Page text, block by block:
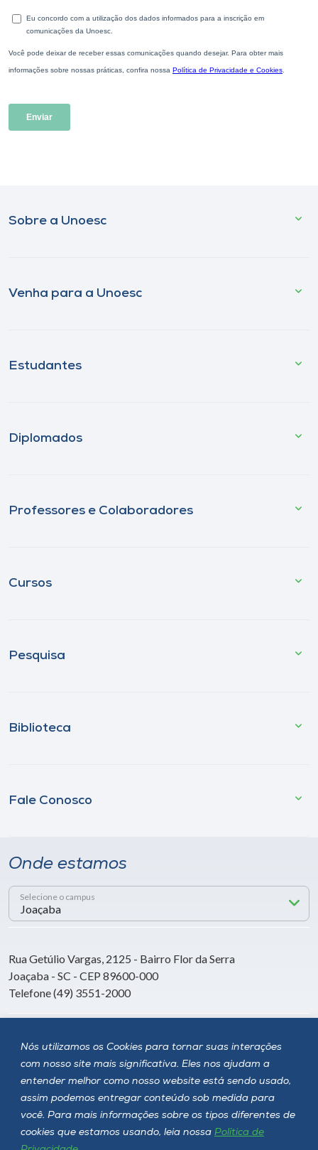
Nós utilizamos os Cookies para tornar suas interações
com nosso site mais significativa. Eles nos ajudam a
entender melhor como nosso website está sendo usado,
assim podemos entregar conteúdo sob medida para
você. Para mais informações sobre os tipos diferentes de
cookies que estamos usando, leia nossa Política de
Sobre a Unoesc
Venha para a Unoesc
Estudantes
Diplomados
Professores e Colaboradores
Cursos
Pesquisa
Biblioteca
Fale Conosco
Onde estamos
Selecione o campus
Rua Getúlio Vargas, 2125 - Bairro Flor da Serra
Joaçaba - SC - CEP 89600-000
Telefone (49) 3551-2000
Siga a Unoesc